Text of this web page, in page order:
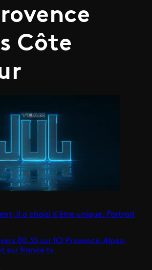
Côte
il a choisi d’être unique. Portrait
00.35 sur ICI Provence-Alpes-
sur france.tv